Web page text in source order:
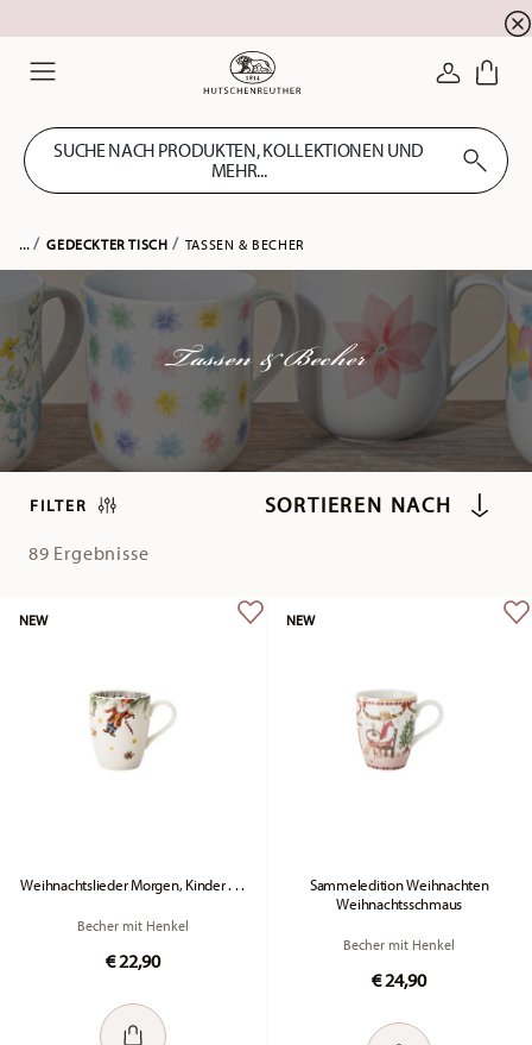
Summer SALE! Sichern Sie sich 5% EXTRA-
SUCHE NACH PRODUKTEN, KOLLEKTIONEN UND
MEHR...
... GEDECKTER TISCH TASSEN & BECHER
Tassen & Becher
FILTER
89 Ergebnisse
Weihnachtslieder Morgen, Kinder . . .
Becher mit Henkel
€ 22,90
NEW
Sammeledition Weihnachten
Weihnachtsschmaus
Becher mit Henkel
€ 24,90
NEW